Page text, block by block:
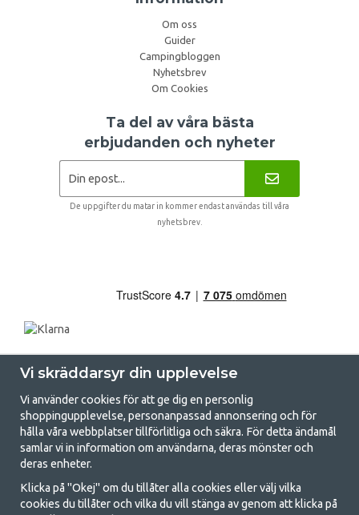
Om oss
Guider
Campingbloggen
Nyhetsbrev
Om Cookies
Ta del av våra bästa
erbjudanden och nyheter
De uppgifter du matar in kommer endast användas till våra
nyhetsbrev.
GetCamping.se - Din butik för camping
och uteliv
Att campa kan antingen vara en livsstil eller ett sätt att samla familjen
Vi skräddarsyr din upplevelse
Vi använder cookies för att ge dig en personlig
shoppingupplevelse, personanpassad annonsering och för
hålla våra webbplatser tillförlitliga och säkra. För detta ändamål
samlar vi in information om användarna, deras mönster och
deras enheter.
Klicka på "Okej" om du tillåter alla cookies eller välj vilka
cookies du tillåter och vilka du vill stänga av genom att klicka på